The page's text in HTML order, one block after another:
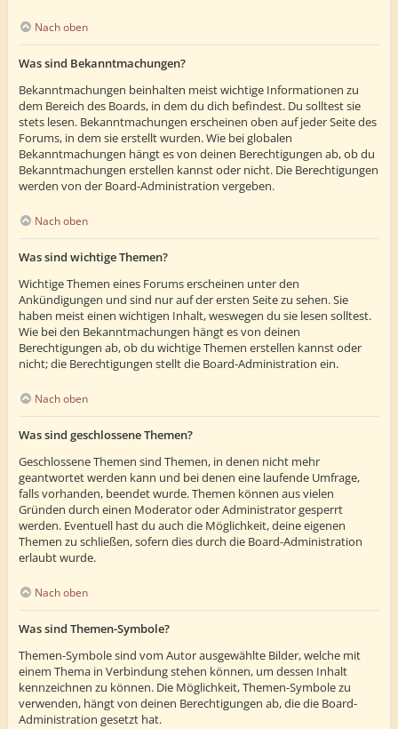
Nach oben
Was sind Bekanntmachungen?
Bekanntmachungen beinhalten meist wichtige Informationen zu
dem Bereich des Boards, in dem du dich befindest. Du solltest sie
stets lesen. Bekanntmachungen erscheinen oben auf jeder Seite des
Forums, in dem sie erstellt wurden. Wie bei globalen
Bekanntmachungen hängt es von deinen Berechtigungen ab, ob du
Bekanntmachungen erstellen kannst oder nicht. Die Berechtigungen
werden von der Board-Administration vergeben.
Nach oben
Was sind wichtige Themen?
Wichtige Themen eines Forums erscheinen unter den
Ankündigungen und sind nur auf der ersten Seite zu sehen. Sie
haben meist einen wichtigen Inhalt, weswegen du sie lesen solltest.
Wie bei den Bekanntmachungen hängt es von deinen
Berechtigungen ab, ob du wichtige Themen erstellen kannst oder
nicht; die Berechtigungen stellt die Board-Administration ein.
Nach oben
Was sind geschlossene Themen?
Geschlossene Themen sind Themen, in denen nicht mehr
geantwortet werden kann und bei denen eine laufende Umfrage,
falls vorhanden, beendet wurde. Themen können aus vielen
Gründen durch einen Moderator oder Administrator gesperrt
werden. Eventuell hast du auch die Möglichkeit, deine eigenen
Themen zu schließen, sofern dies durch die Board-Administration
erlaubt wurde.
Nach oben
Was sind Themen-Symbole?
Themen-Symbole sind vom Autor ausgewählte Bilder, welche mit
einem Thema in Verbindung stehen können, um dessen Inhalt
kennzeichnen zu können. Die Möglichkeit, Themen-Symbole zu
verwenden, hängt von deinen Berechtigungen ab, die die Board-
Administration gesetzt hat.